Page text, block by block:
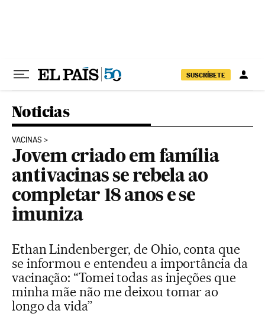
SUSCRÍBETE
Noticias
VACINAS
Jovem criado em família
antivacinas se rebela ao
completar 18 anos e se
imuniza
Ethan Lindenberger, de Ohio, conta que
se informou e entendeu a importância da
vacinação: “Tomei todas as injeções que
minha mãe não me deixou tomar ao
longo da vida”